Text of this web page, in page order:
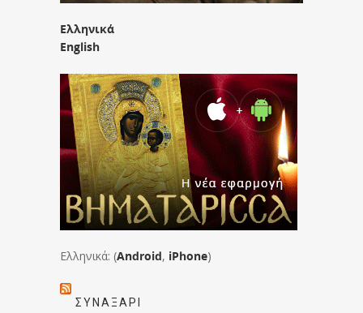
Ελληνικά
English
Ελληνικά: (Android, iPhone)
ΣΥΝΑΞΆΡΙ